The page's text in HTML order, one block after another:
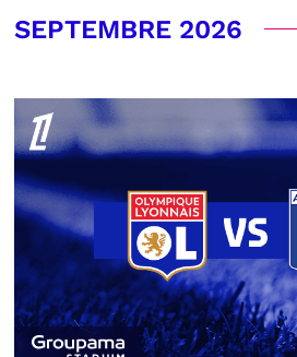
SEPTEMBRE 2026